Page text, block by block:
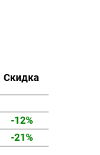
Скидка
-12%
-21%